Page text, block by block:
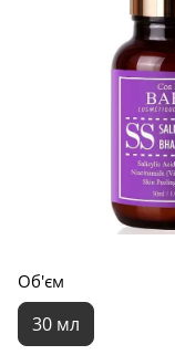
Об'єм
30 мл